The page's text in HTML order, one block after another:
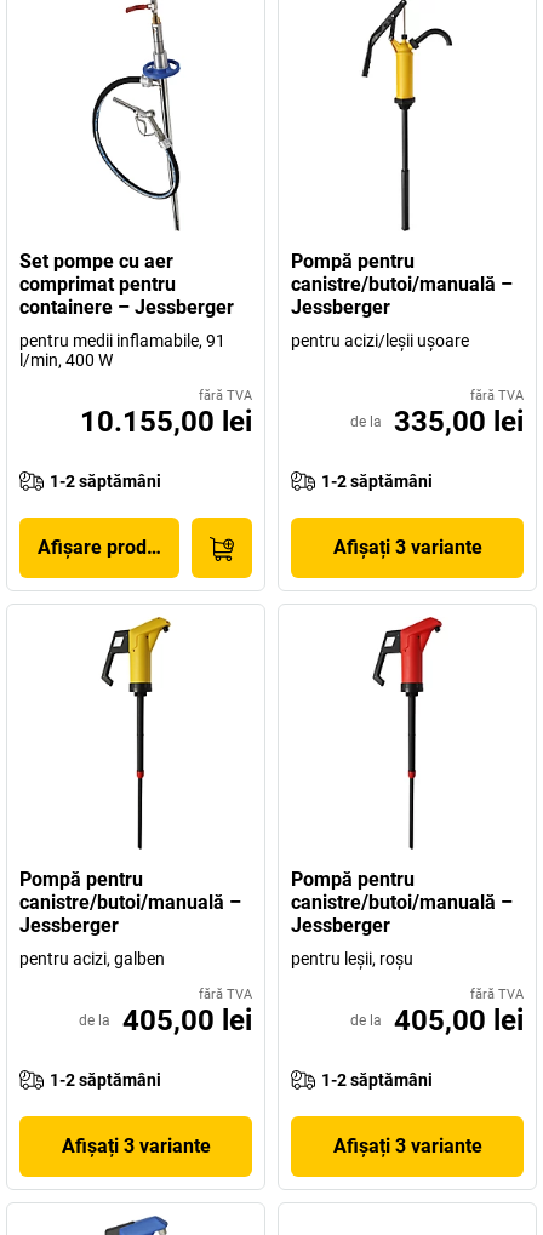
Set pompe cu aer
comprimat pentru
containere – Jessberger
pentru medii inflamabile, 91
l/min, 400 W
fără TVA
10.155,00 lei
1-2 săptămâni
Afișare produs
Pompă pentru
canistre/butoi/manuală –
Jessberger
pentru acizi/leşii uşoare
fără TVA
de la 335,00 lei
1-2 săptămâni
Afișați 3 variante
Pompă pentru
canistre/butoi/manuală –
Jessberger
pentru acizi, galben
fără TVA
de la 405,00 lei
1-2 săptămâni
Afișați 3 variante
Pompă pentru
canistre/butoi/manuală –
Jessberger
pentru leşii, roşu
fără TVA
de la 405,00 lei
1-2 săptămâni
Afișați 3 variante